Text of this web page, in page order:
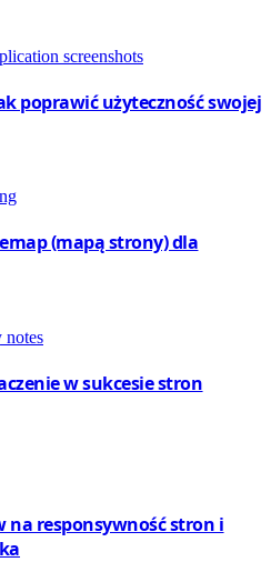
poprawić użyteczność swojej
(mapą strony) dla
w sukcesie stron
na responsywność stron i